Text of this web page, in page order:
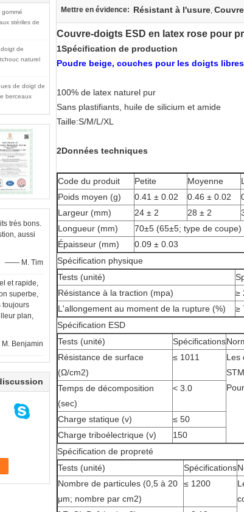
stériles de
de
naturel
de doigt de
berceaux
très bons.
aussi
—— M. Tim
et rapide,
superbe,
toujours
plan,
Benjamin
Mettre en évidence: Résistant à l'usure,
Couvre-doigts ESD en latex rose pour
1Spécification de production
Poudre beige, couches pour les doigts
100% de latex naturel pur
Sans plastifiants, huile de silicium et amide
Taille:S/M/L/XL
2Données techniques
Code du produit Petite Moyenne
Poids moyen (g)
0.41 ± 0.02 0.46 ± 0.02
Largeur (mm)
24 ± 2 28 ± 2
Longueur (mm)
70±5 (65±5; type de coupe)
Épaisseur (mm)
0.09 ± 0.03
Spécification physique
Tests (unité)
Résistance à la traction (mpa)
≥
L'allongement au moment de la rupture (%)
≥
Spécification ESD
Tests (unité)
Spécifications
Résistance de surface
(Ω/cm2)
≤ 1011
Les
Temps de décomposition
(sec)
< 3.0
Charge statique (v)
≤ 50
Charge triboélectrique (v)
150
Spécification de propreté
Tests (unité)
Spécifications
Nombre de particules (0,5 à 20
μm; nombre par cm2)
≤ 1200